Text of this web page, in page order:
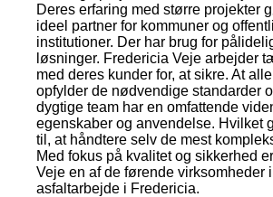
Deres erfaring med større projekter
ideel partner for kommuner og
institutioner. Der har brug for
løsninger. Fredericia Veje arbejder
med deres kunder for, at sikre. At
opfylder de nødvendige standarder
dygtige team har en omfattende
egenskaber og anvendelse. Hvilket
til, at håndtere selv de mest
Med fokus på kvalitet og sikkerhed
Veje en af de førende virksomheder
asfaltarbejde i Fredericia.